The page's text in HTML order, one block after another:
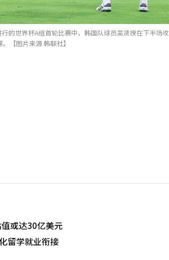
的世界杯A组首轮比赛中，韩国队球员吴贤揆在下半场攻
【图片来源 韩联社】
或达30亿美元
留学就业衔接